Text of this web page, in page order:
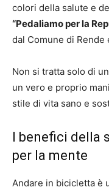
colori della salute e
“Pedaliamo per la
dal Comune di Rende
Non si tratta solo di
un vero e proprio
stile di vita sano e
I benefici della
per la mente
Andare in bicicletta è